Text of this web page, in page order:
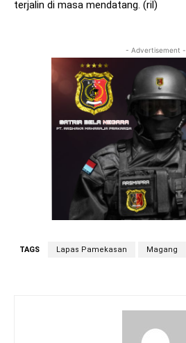
terjalin di masa mendatang. (ril)
- Advertisement -
TAGS Lapas Pamekasan Magang